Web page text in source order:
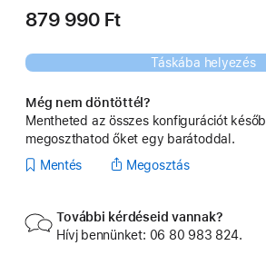
879 990 Ft
Táskába helyezés
Még nem döntöttél?
Mentheted az összes konfigurációt
megoszthatod őket egy barátoddal.
Mentés
Megosztás
További kérdéseid vannak?
Hívj bennünket: 06 80 983 824.